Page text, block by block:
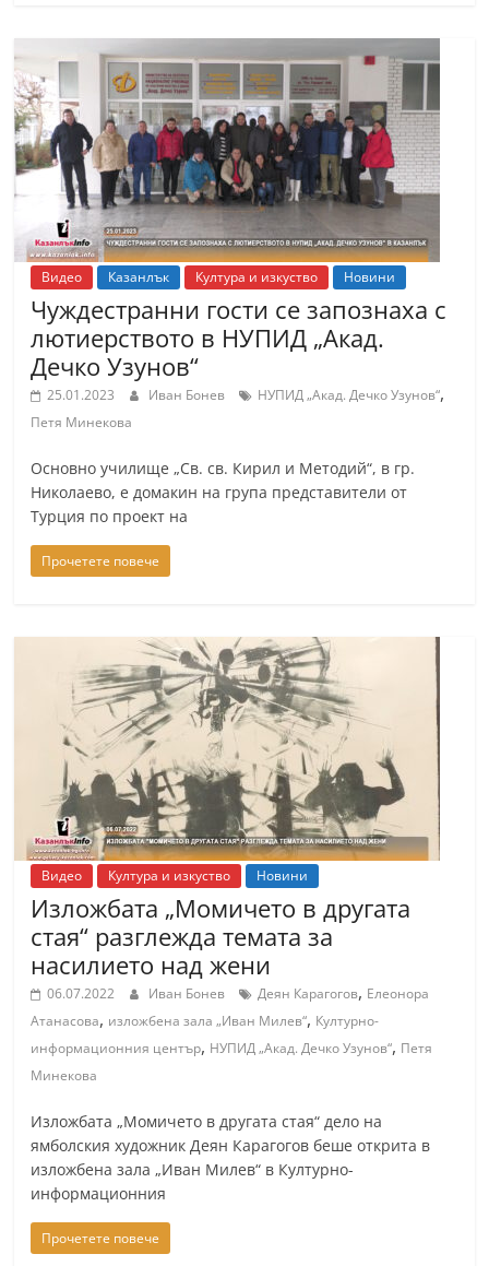
Видео Казанлък Култура и изкуство Новини
Чуждестранни гости се запознаха с
лютиерството в НУПИД „Акад.
Дечко Узунов“
25.01.2023 Иван Бонев НУПИД „Акад. Дечко Узунов“,
Петя Минекова
Основно училище „Св. св. Кирил и Методий“, в гр.
Николаево, е домакин на група представители от
Турция по проект на
Прочетете повече
Видео Култура и изкуство Новини
Изложбата „Момичето в другата
стая“ разглежда темата за
насилието над жени
06.07.2022 Иван Бонев Деян Карагогов, Елеонора
Атанасова, изложбена зала „Иван Милев“, Културно-
информационния център, НУПИД „Акад. Дечко Узунов“, Петя
Минекова
Изложбата „Момичето в другата стая“ дело на
ямболския художник Деян Карагогов беше открита в
изложбена зала „Иван Милев“ в Културно-
информационния
Прочетете повече